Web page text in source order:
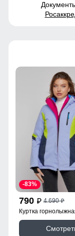
790 p 4 690p
-83%
Куртка